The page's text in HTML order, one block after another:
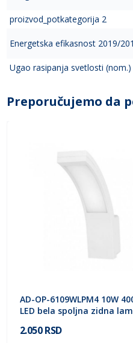
proizvod_potkategorija 2
Energetska efikasnost 2019/
Ugao rasipanja svetlosti (nom.)
Preporučujemo da
AD-OP-6109WLPM4 10W
LED bela spoljna zidna
2.050 RSD